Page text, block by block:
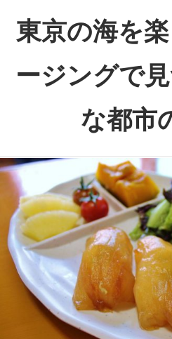
ッ
東京の海を
ージングで
な都市
京
の
海
面
か
ら
見
る、